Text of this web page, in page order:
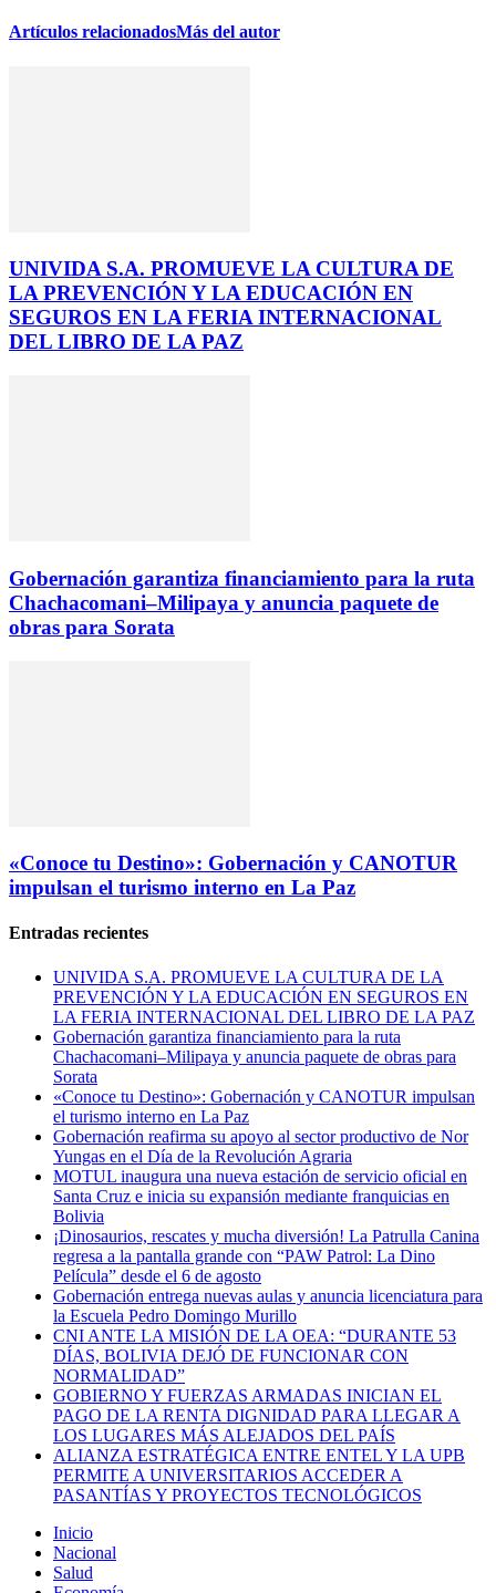
Artículos relacionadosMás del autor
UNIVIDA S.A. PROMUEVE LA CULTURA DE
LA PREVENCIÓN Y LA EDUCACIÓN EN
SEGUROS EN LA FERIA INTERNACIONAL
DEL LIBRO DE LA PAZ
Gobernación garantiza financiamiento para la ruta
Chachacomani–Milipaya y anuncia paquete de
obras para Sorata
«Conoce tu Destino»: Gobernación y CANOTUR
impulsan el turismo interno en La Paz
Entradas recientes
UNIVIDA S.A. PROMUEVE LA CULTURA DE LA
PREVENCIÓN Y LA EDUCACIÓN EN SEGUROS EN
LA FERIA INTERNACIONAL DEL LIBRO DE LA PAZ
Gobernación garantiza financiamiento para la ruta
Chachacomani–Milipaya y anuncia paquete de obras para
Sorata
«Conoce tu Destino»: Gobernación y CANOTUR impulsan
el turismo interno en La Paz
Gobernación reafirma su apoyo al sector productivo de Nor
Yungas en el Día de la Revolución Agraria
MOTUL inaugura una nueva estación de servicio oficial en
Santa Cruz e inicia su expansión mediante franquicias en
Bolivia
¡Dinosaurios, rescates y mucha diversión! La Patrulla Canina
regresa a la pantalla grande con “PAW Patrol: La Dino
Película” desde el 6 de agosto
Gobernación entrega nuevas aulas y anuncia licenciatura para
la Escuela Pedro Domingo Murillo
CNI ANTE LA MISIÓN DE LA OEA: “DURANTE 53
DÍAS, BOLIVIA DEJÓ DE FUNCIONAR CON
NORMALIDAD”
GOBIERNO Y FUERZAS ARMADAS INICIAN EL
PAGO DE LA RENTA DIGNIDAD PARA LLEGAR A
LOS LUGARES MÁS ALEJADOS DEL PAÍS
ALIANZA ESTRATÉGICA ENTRE ENTEL Y LA UPB
PERMITE A UNIVERSITARIOS ACCEDER A
PASANTÍAS Y PROYECTOS TECNOLÓGICOS
Inicio
Nacional
Salud